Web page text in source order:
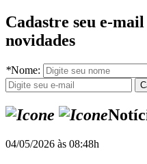
Cadastre seu e-mail
novidades
*Nome:
04/05/2026 às 08:48h